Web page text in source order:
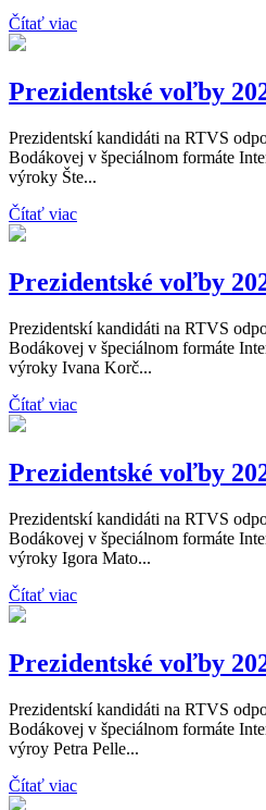
Čítať viac
Prezidentské voľby
Prezidentskí kandidáti na RTVS
Bodákovej v špeciálnom formáte
výroky Šte...
Čítať viac
Prezidentské voľby
Prezidentskí kandidáti na RTVS
Bodákovej v špeciálnom formáte
výroky Ivana Korč...
Čítať viac
Prezidentské voľby
Prezidentskí kandidáti na RTVS
Bodákovej v špeciálnom formáte
výroky Igora Mato...
Čítať viac
Prezidentské voľby
Prezidentskí kandidáti na RTVS
Bodákovej v špeciálnom formáte
výroy Petra Pelle...
Čítať viac